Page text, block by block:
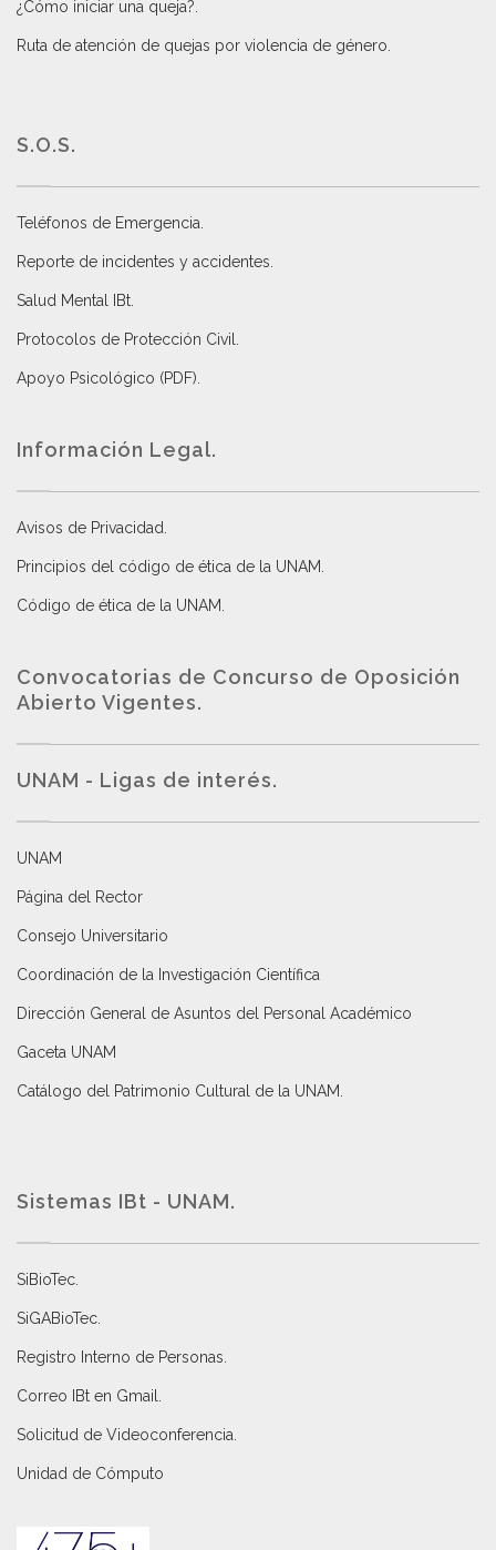
¿Cómo iniciar una queja?
Ruta de atención de quejas por violencia de género
S.O.S.
Teléfonos de Emergencia.
Reporte de incidentes y accidentes
Salud Mental IBt
Protocolos de Protección Civil
Apoyo Psicológico (PDF)
Información Legal.
Avisos de Privacidad
Principios del código de ética de la UNAM
Código de ética de la UNAM
Convocatorias de Concurso de Oposición
Abierto Vigentes.
UNAM - Ligas de interés.
UNAM
Página del Rector
Consejo Universitario
Coordinación de la Investigación Científica
Dirección General de Asuntos del Personal Académico
Gaceta UNAM
Catálogo del Patrimonio Cultural de la UNAM.
Sistemas IBt - UNAM.
SiBioTec
SiGABioTec.
Registro Interno de Personas
Correo IBt en Gmail
Solicitud de Videoconferencia.
Unidad de Cómputo